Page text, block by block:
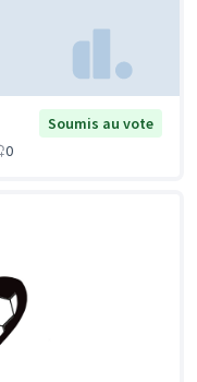
Soumis au vote
0